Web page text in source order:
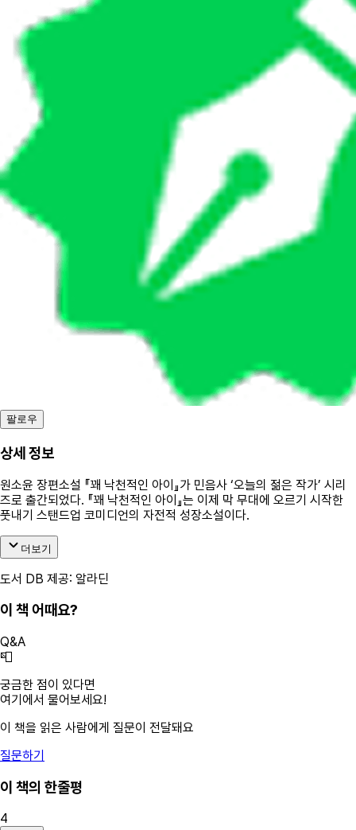
팔로우
상세 정보
원소윤 장편소설 『꽤 낙천적인 아이』가 민음사 ‘오늘의 젊은 작가’ 시리
즈로 출간되었다. 『꽤 낙천적인 아이』는 이제 막 무대에 오르기 시작한
풋내기 스탠드업 코미디언의 자전적 성장소설이다.
더보기
도서 DB 제공: 알라딘
이 책 어때요?
Q&A
📮
궁금한 점이 있다면
여기에서 물어보세요!
이 책을 읽은 사람에게 질문이 전달돼요
질문하기
이 책의 한줄평
4